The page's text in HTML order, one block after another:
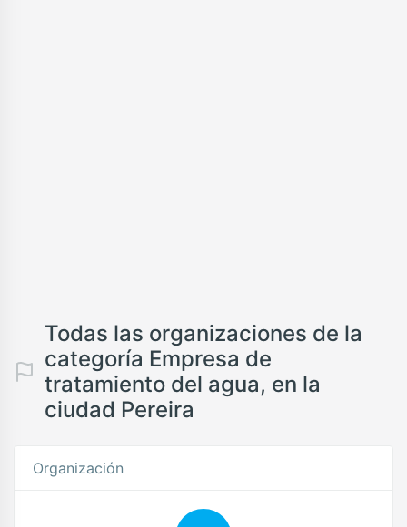
Todas las organizaciones de la
categoría Empresa de
tratamiento del agua, en la
ciudad Pereira
Organización